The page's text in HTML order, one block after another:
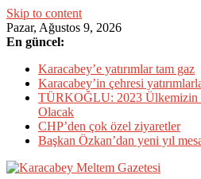
Skip to content
Pazar, Ağustos 9, 2026
En güncel:
Karacabey’e yatırımlar tam gaz
Karacabey’in çehresi
TÜRKOĞLU: 2023
Olacak
CHP’den çok özel ziyaretler
Başkan Özkan’dan yeni yıl